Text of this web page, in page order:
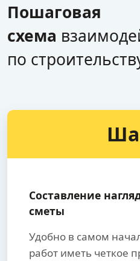
Пошаговая
схема
по
Составление
сметы
Удобно в самом
работ иметь четкое